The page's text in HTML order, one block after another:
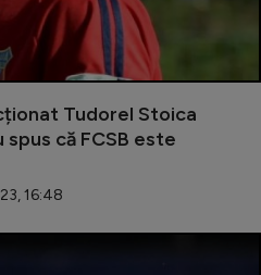
Tudorel Stoica
că FCSB este
16:48